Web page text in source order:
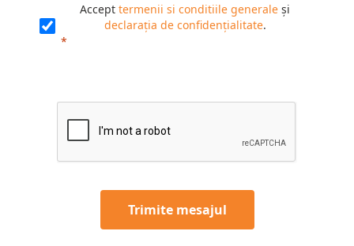
Accept termenii si conditiile generale și
declarația de confidențialitate.
Trimite mesajul